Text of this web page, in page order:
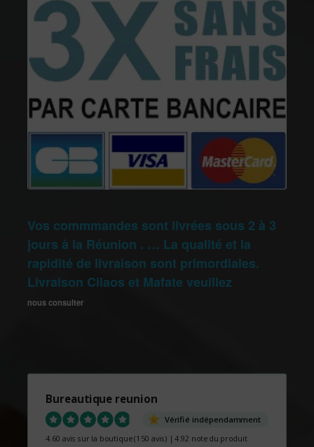
Vos commmandes sont livrées sous 2 à 3
jours à la Réunion . … La qualité et la
rapidité de livraison sont primordiales.
Livraison Cilaos et Mafate veuillez
nous consulter
Bureautique reunion
Vérifié indépendamment
4.60 avis sur la boutique(150 avis) |4.92 note du produit